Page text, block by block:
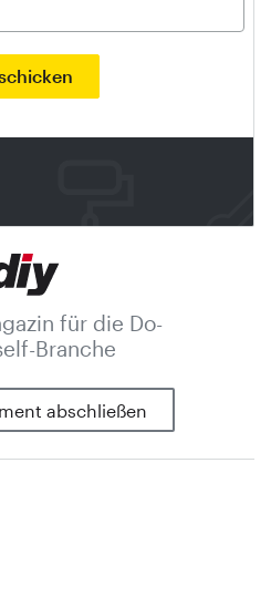
für die Do-
Branche
abschließen